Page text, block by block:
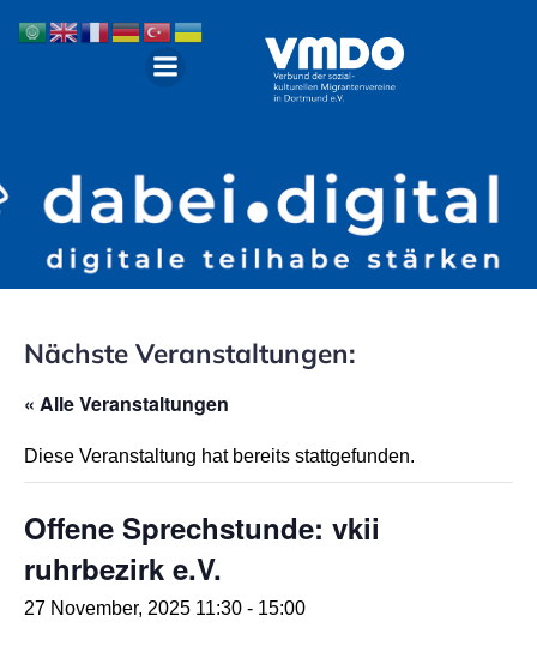
Nächste Veranstaltungen:
« Alle Veranstaltungen
Diese Veranstaltung hat bereits stattgefunden.
Offene Sprechstunde: vkii
ruhrbezirk e.V.
27 November, 2025 11:30 - 15:00